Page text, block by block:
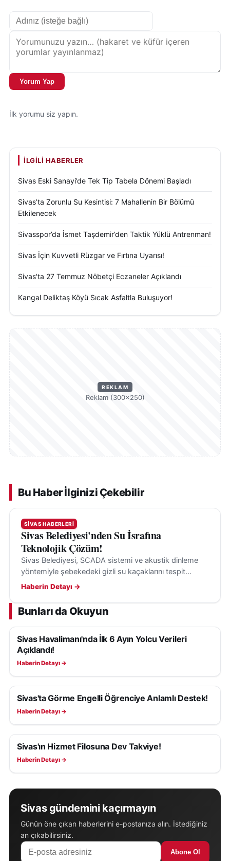
Yorum Yap
İlk yorumu siz yapın.
İLGILI HABERLER
Sivas Eski Sanayi’de Tek Tip Tabela Dönemi Başladı
Sivas’ta Zorunlu Su Kesintisi: 7 Mahallenin Bir Bölümü
Etkilenecek
Sivasspor’da İsmet Taşdemir’den Taktik Yüklü Antrenman!
Sivas İçin Kuvvetli Rüzgar ve Fırtına Uyarısı!
Sivas'ta 27 Temmuz Nöbetçi Eczaneler Açıklandı
Kangal Deliktaş Köyü Sıcak Asfaltla Buluşuyor!
REKLAM
Reklam (300×250)
Bu Haber İlginizi Çekebilir
SIVAS HABERLERI
Sivas Belediyesi'nden Su İsrafına
Teknolojik Çözüm!
Sivas Belediyesi, SCADA sistemi ve akustik dinleme
yöntemiyle şebekedeki gizli su kaçaklarını tespit
ederek su kayıplarının önüne geçiyor.
Haberin Detayı →
Bunları da Okuyun
SIVAS HABERLERI
Sivas Havalimanı'nda İlk 6 Ayın Yolcu Verileri
Açıklandı!
Haberin Detayı →
SIVAS HABERLERI
Sivas'ta Görme Engelli Öğrenciye Anlamlı Destek!
Haberin Detayı →
SIVAS HABERLERI
Sivas'ın Hizmet Filosuna Dev Takviye!
Haberin Detayı →
Sivas gündemini kaçırmayın
Günün öne çıkan haberlerini e-postanıza alın. İstediğiniz
an çıkabilirsiniz.
Abone Ol